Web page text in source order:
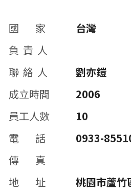
國 家
台灣
負 責 人
聯 絡 人
劉亦鎧
成立時間
2006
員工人數
10
電 話
0933-
傳 真
地 址
桃園市蘆